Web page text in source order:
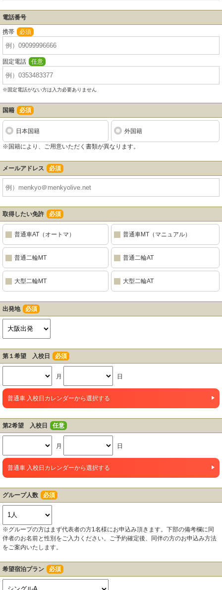
電話番号
携帯 必須
固定電話 任意
※固定電話がない方は入力必要ありません
国籍 必須
日本国籍 外国籍
※国籍により、ご用意いただく書類が異なります。
メールアドレス 必須
取得したい免許 必須
普通車AT（オートマ） 普通車MT（マニュアル）
普通二輪MT 普通二輪AT
大型二輪MT 大型二輪AT
出発地 必須
第１希望 入校日 必須
月 日
普通車 入校日カレンダーから選択する
第2希望 入校日 任意
月 日
普通車 入校日カレンダーから選択する
グループ人数 必須
※グループの方はまず代表者の方1名様にお申込み頂きます。下部の備考欄に同
伴者のお名前と性別をご入力ください。ご予約確定後、同伴の方のお申込み方法
をご案内いたします。
希望宿泊プラン 必須